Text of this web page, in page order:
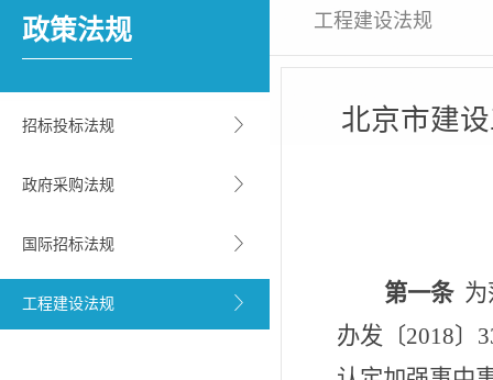
政策法规
招标投标法规
政府采购法规
国际招标法规
工程建设法规
工程建设法规
北京市建
第一条
办发〔2018〕